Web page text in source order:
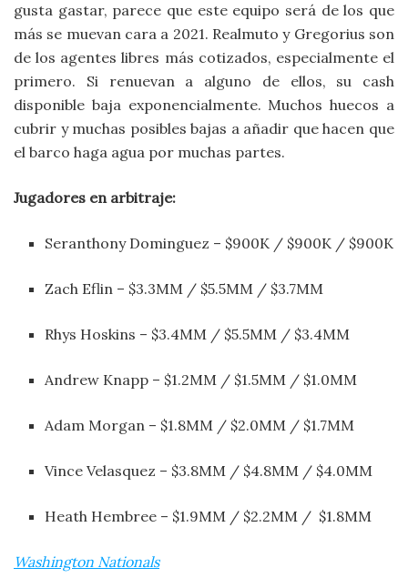
gusta gastar, parece que este equipo será de los que
más se muevan cara a 2021. Realmuto y Gregorius son
de los agentes libres más cotizados, especialmente el
primero. Si renuevan a alguno de ellos, su cash
disponible baja exponencialmente. Muchos huecos a
cubrir y muchas posibles bajas a añadir que hacen que
el barco haga agua por muchas partes.
Jugadores en arbitraje:
Seranthony Dominguez – $900K / $900K / $900K
Zach Eflin – $3.3MM / $5.5MM / $3.7MM
Rhys Hoskins – $3.4MM / $5.5MM / $3.4MM
Andrew Knapp – $1.2MM / $1.5MM / $1.0MM
Adam Morgan – $1.8MM / $2.0MM / $1.7MM
Vince Velasquez – $3.8MM / $4.8MM / $4.0MM
Heath Hembree – $1.9MM / $2.2MM / $1.8MM
Washington Nationals